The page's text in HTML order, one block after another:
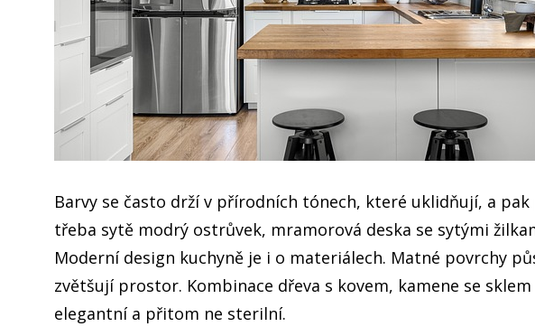
Barvy se často drží v přírodních tónech, které uklidňují, a
třeba sytě modrý ostrůvek, mramorová deska se sytými
Moderní design kuchyně je i o materiálech. Matné povrchy
zvětšují prostor. Kombinace dřeva s kovem, kamene se
elegantní a přitom ne sterilní.